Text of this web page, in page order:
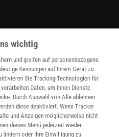
wichtig
und greifen auf personenbezogene
Kennungen auf Ihrem Gerät zu.
Sie Tracking-Technologien für
Daten, um Ihnen Dienste
Durch Auswahl von Alle ablehnen
diese deaktiviert. Wenn Tracker
und Anzeigen möglicherweise nicht
dieses Menü jederzeit wieder
ändern oder Ihre Einwilligung zu